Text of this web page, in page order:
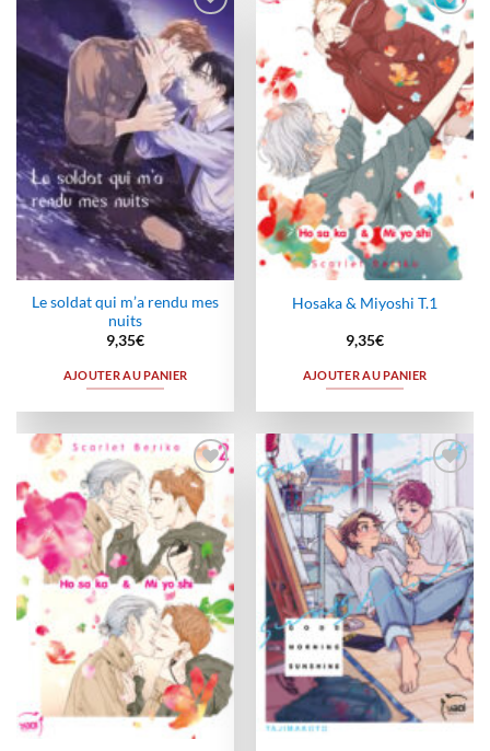
Ajouter
à la
wishlist
Le soldat qui m’a rendu mes
nuits
9,35€
AJOUTER AU PANIER
Ajouter
à la
wishlist
Hosaka & Miyoshi T.1
9,35€
AJOUTER AU PANIER
Ajouter
à la
wishlist
Ajouter
à la
wishlist